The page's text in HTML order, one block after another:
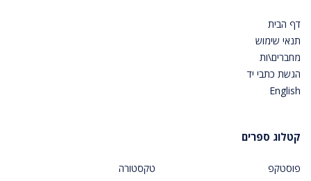
דף הבית
תנאי שימוש
מחברים\ות
הגשת כתבי יד
English
קטלוג ספרים
פוסטקפ
טקסטורה